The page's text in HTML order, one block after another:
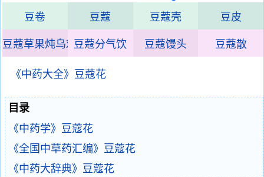
豆卷 豆蔻 豆蔻壳 豆皮
豆蔻草果炖乌鸡豆蔻分气饮 豆蔻馒头 豆蔻散
《中药大全》豆蔻花
目录
《中药学》豆蔻花
《全国中草药汇编》豆蔻花
《中药大辞典》豆蔻花